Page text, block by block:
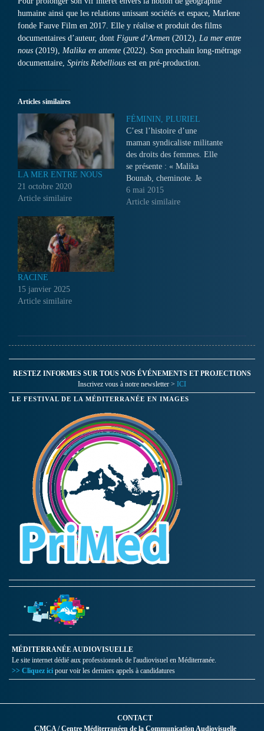
humaine ainsi que les relations unissant sociétés et espace, Marlene
fonde Fauve Film en 2017. Elle y réalise et produit des films
documentaires d’auteur, dont Figure d’Armen (2012), La mer entre
nous (2019), Malika en attente (2022). Son prochain long-métrage
documentaire, Spirits Rebellious est en pré-production.
Articles similaires
LA MER ENTRE NOUS
21 octobre 2020
Article similaire
FÉMININ, PLURIEL
C’est l’histoire d’une
maman syndicaliste militante
des droits des femmes. Elle
se présente : « Malika
Bounab, cheminote. Je
travaille au niveau de la
délégation de l’activité
6 mai 2015
Article similaire
RACINE
15 janvier 2025
Article similaire
RESTEZ INFORMES SUR TOUS NOS ÉVÉNEMENTS ET PROJECTIONS
Inscrivez vous à notre newsletter > ICI
LE FESTIVAL DE LA MÉDITERRANÉE EN IMAGES
MÉDITERRANÉE AUDIOVISUELLE
Le site internet dédié aux professionnels de l'audiovisuel en Méditerranée.
>> Cliquez ici pour voir les derniers appels à candidatures
CONTACT
CMCA / Centre Méditerranéen de la Communication Audiovisuelle